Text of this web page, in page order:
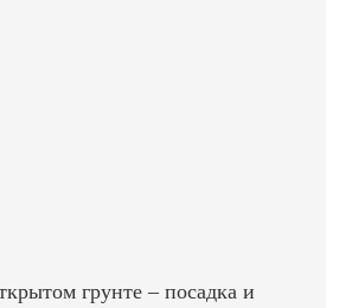
грунте – посадка и